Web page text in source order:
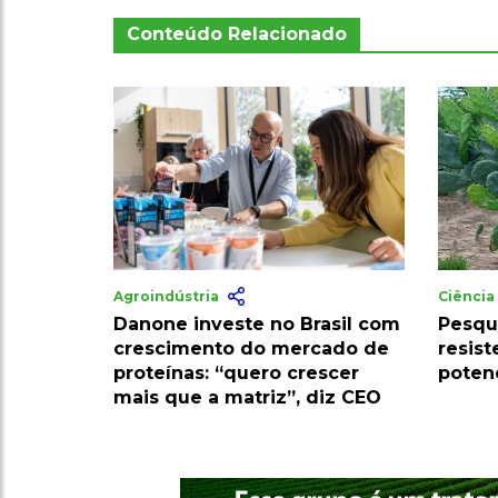
Conteúdo Relacionado
Agroindústria
Danone investe no Brasil com
crescimento do mercado de
proteínas: “quero crescer
mais que a matriz”, diz CEO
Ciência